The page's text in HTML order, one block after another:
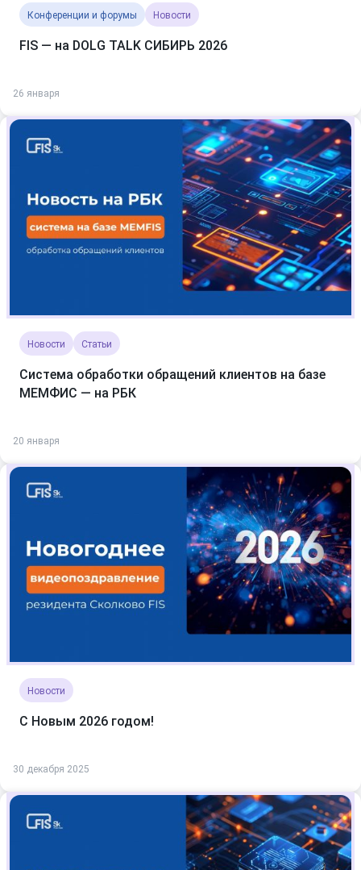
Конференции и форумы Новости
FIS — на DOLG TALK СИБИРЬ 2026
26 января
Новости Статьи
Система обработки обращений клиентов на базе
МЕМФИС — на РБК
20 января
Новости
С Новым 2026 годом!
30 декабря 2025